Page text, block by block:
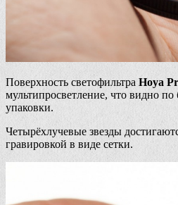
Поверхность светофильтра Hoya
мультипросветление, что видно
упаковки.
Четырёхлучевые звезды
гравировкой в виде сетки.